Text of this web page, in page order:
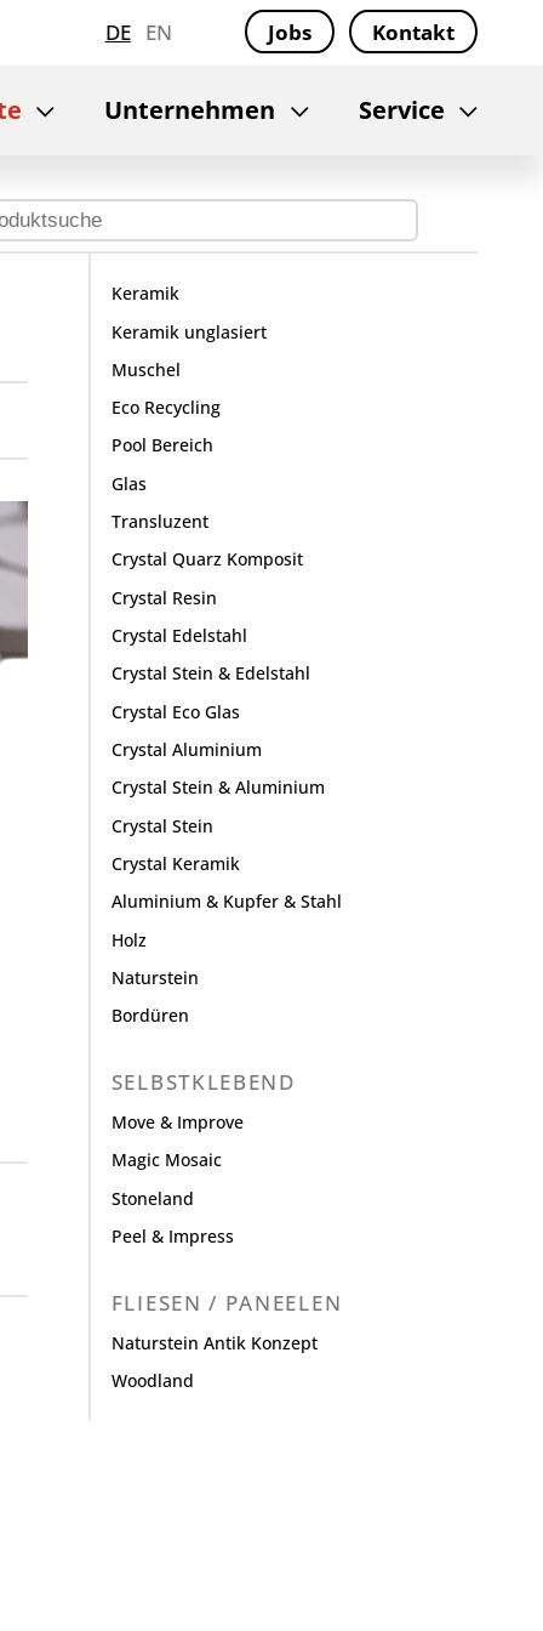
DE EN Jobs Kontakt
Unternehmen Service
Keramik
Keramik unglasiert
Muschel
Eco Recycling
Pool Bereich
Glas
Transluzent
Crystal Quarz Komposit
Crystal Resin
Crystal Edelstahl
Crystal Stein & Edelstahl
Crystal Eco Glas
Crystal Aluminium
Crystal Stein & Aluminium
Crystal Stein
Crystal Keramik
Aluminium & Kupfer & Stahl
Holz
Naturstein
Bordüren
SELBSTKLEBEND
Move & Improve
Magic Mosaic
Stoneland
Peel & Impress
FLIESEN / PANEELEN
Naturstein Antik Konzept
Woodland